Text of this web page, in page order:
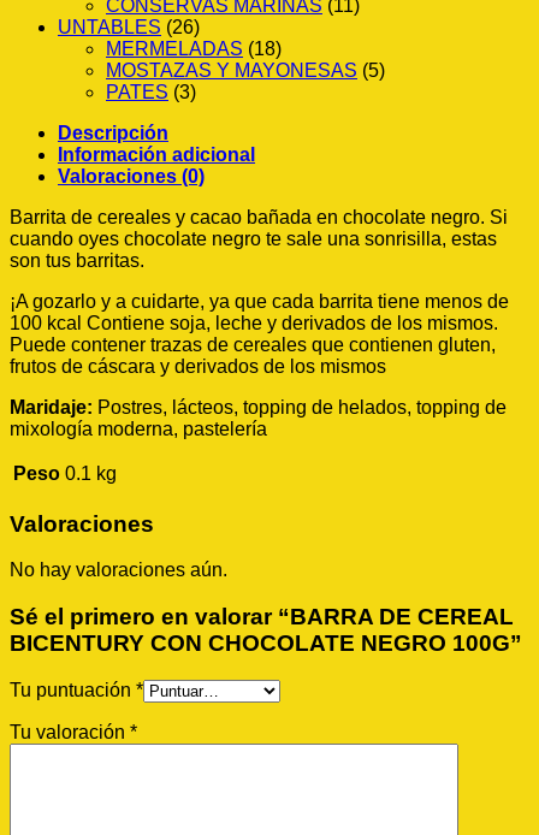
CONSERVAS MARINAS (11)
UNTABLES (26)
MERMELADAS (18)
MOSTAZAS Y MAYONESAS (5)
PATES (3)
Descripción
Información adicional
Valoraciones (0)
Barrita de cereales y cacao bañada en chocolate negro. Si
cuando oyes chocolate negro te sale una sonrisilla, estas
son tus barritas.
¡A gozarlo y a cuidarte, ya que cada barrita tiene menos de
100 kcal Contiene soja, leche y derivados de los mismos.
Puede contener trazas de cereales que contienen gluten,
frutos de cáscara y derivados de los mismos
Maridaje: Postres, lácteos, topping de helados, topping de
mixología moderna, pastelería
Peso 0.1 kg
Valoraciones
No hay valoraciones aún.
Sé el primero en valorar “BARRA DE CEREAL
BICENTURY CON CHOCOLATE NEGRO 100G”
Tu puntuación *
Tu valoración *